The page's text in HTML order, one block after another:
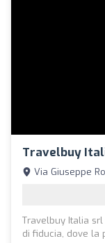
Travelbuy
Via Giuseppe
Travelbuy Italia
di fiducia, dove la